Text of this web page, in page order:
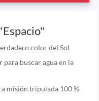
color del Sol
para buscar agua en la
misión tripulada 100 %